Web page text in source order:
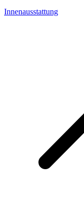
Innenausstattung